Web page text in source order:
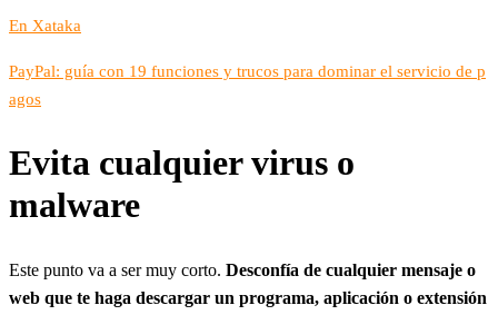
En Xataka
PayPal: guía con 19 funciones y trucos para dominar el servicio de p
agos
Evita cualquier virus o
malware
Este punto va a ser muy corto. Desconfía de cualquier mensaje o
web que te haga descargar un programa, aplicación o extensión